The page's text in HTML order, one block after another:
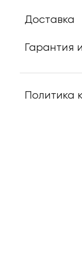
Доставка
Гарантия
Политика